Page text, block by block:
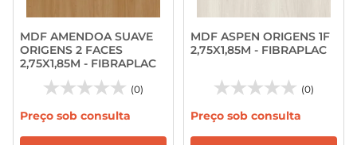
MDF AMENDOA SUAVE
ORIGENS 2 FACES
2,75X1,85M - FIBRAPLAC
(0)
Preço sob consulta
MDF ASPEN ORIGENS 1F
2,75X1,85M - FIBRAPLAC
(0)
Preço sob consulta